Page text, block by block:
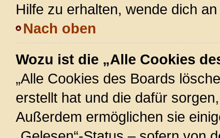
Hilfe zu erhalten, wende dich
Nach oben
Wozu ist die „Alle Cookies
„Alle Cookies des Boards
erstellt hat und die dafür
Außerdem ermöglichen sie